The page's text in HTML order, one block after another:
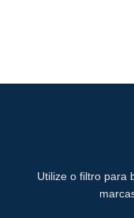
Utilize o filtro para